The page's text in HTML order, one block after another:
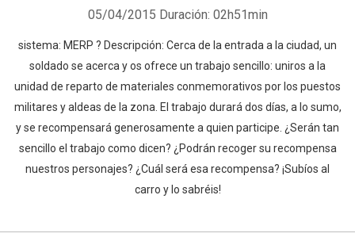
05/04/2015 Duración: 02h51min
sistema: MERP ? Descripción: Cerca de la entrada a la ciudad, un
soldado se acerca y os ofrece un trabajo sencillo: uniros a la
unidad de reparto de materiales conmemorativos por los puestos
militares y aldeas de la zona. El trabajo durará dos días, a lo sumo,
y se recompensará generosamente a quien participe. ¿Serán tan
sencillo el trabajo como dicen? ¿Podrán recoger su recompensa
nuestros personajes? ¿Cuál será esa recompensa? ¡Subíos al
carro y lo sabréis!